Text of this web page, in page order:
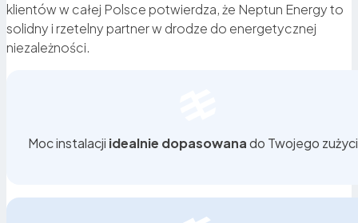
klientów w całej Polsce potwierdza, że Neptun Energy to
solidny i rzetelny partner w drodze do energetycznej
niezależności.
Moc instalacji idealnie dopasowanado Twojego